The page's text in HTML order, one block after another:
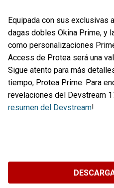
Equipada con sus exclusivas
dagas dobles Okina Prime, y
como personalizaciones
Access de Protea será una
Sigue atento para más
tiempo, Protea Prime. Para
revelaciones del Devstream
resumen del Devstream!